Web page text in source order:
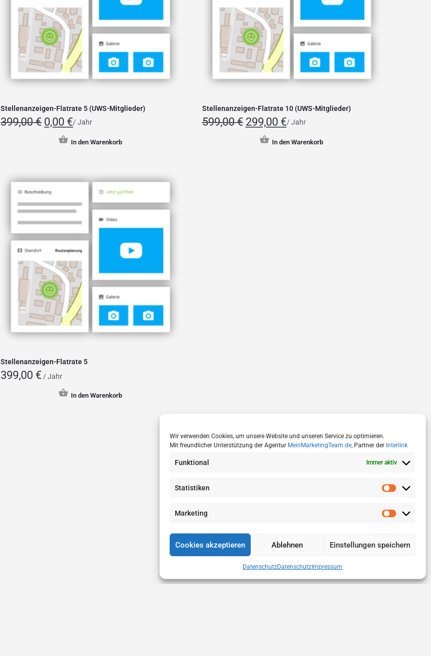
Wir verwenden Cookies, um unsere Website und unseren Service zu optimieren.
Mit freundlicher Unterstützung der Agentur MeinMarketingTeam.de, Partner der Interlink
Funktional Immer aktiv
Statistiken
Marketing
Cookies akzeptieren Ablehnen Einstellungen speichern
DatenschutzDatenschutz Impressum
Stellenanzeigen-Flatrate 5 (UWS-Mitglieder)
399,00€ 0,00 €/ Jahr
In den Warenkorb
Stellenanzeigen-Flatrate 10 (UWS-Mitglieder)
599,00€ 299,00 €/ Jahr
In den Warenkorb
Stellenanzeigen-Flatrate 5
399,00 € / Jahr
In den Warenkorb